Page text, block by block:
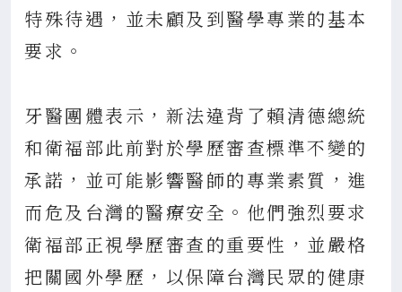
特殊待遇，並未顧及到醫學專業的基本
要求。
牙醫團體表示，新法違背了賴清德總統
和衛福部此前對於學歷審查標準不變的
承諾，並可能影響醫師的專業素質，進
而危及台灣的醫療安全。他們強烈要求
衛福部正視學歷審查的重要性，並嚴格
把關國外學歷，以保障台灣民眾的健康